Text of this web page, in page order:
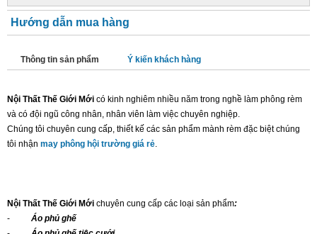
Hướng dẫn mua hàng
Thông tin sản phẩm Ý kiến khách hàng
Nội Thất Thế Giới Mới có kinh nghiêm nhiều năm trong nghề làm phông rèm
và có đội ngũ công nhân, nhân viên làm việc chuyên nghiệp.
Chúng tôi chuyên cung cấp, thiết kế các sản phẩm mành rèm đặc biệt chúng
tôi nhận may phông hội trường giá rẻ.
Nội Thất Thế Giới Mới chuyên cung cấp các loại sản phẩm:
- Áo phủ ghế